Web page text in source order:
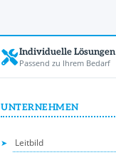
Individuelle Lösungen
Passend zu Ihrem Bedarf
UNTERNEHMEN
Leitbild